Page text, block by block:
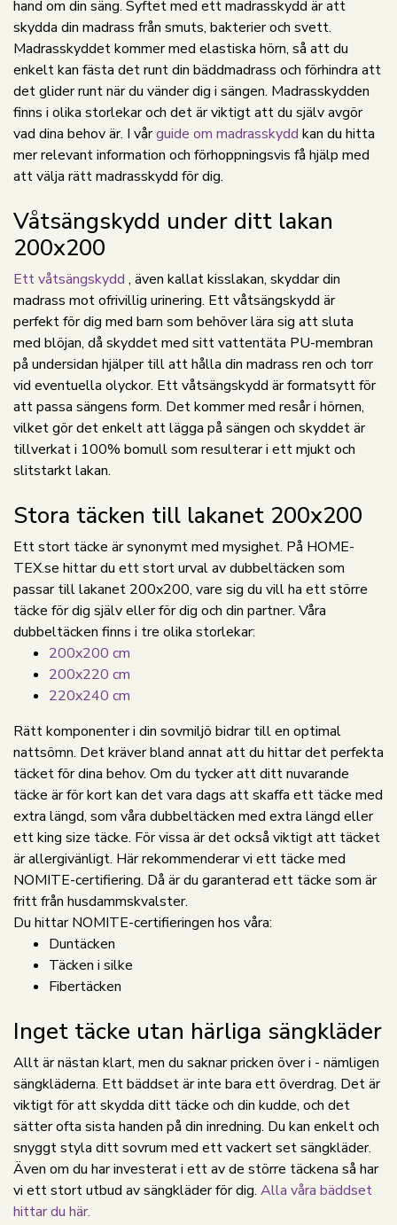
hand om din säng. Syftet med ett madrasskydd är att
skydda din madrass från smuts, bakterier och svett.
Madrasskyddet kommer med elastiska hörn, så att du
enkelt kan fästa det runt din bäddmadrass och förhindra att
det glider runt när du vänder dig i sängen. Madrasskydden
finns i olika storlekar och det är viktigt att du själv avgör
vad dina behov är. I vårguide om madrasskydd kan du hitta
mer relevant information och förhoppningsvis få hjälp med
att välja rätt madrasskydd för dig.
Våtsängskydd under ditt lakan
200x200
Ett våtsängskydd , även kallat kisslakan, skyddar din
madrass mot ofrivillig urinering. Ett våtsängskydd är
perfekt för dig med barn som behöver lära sig att sluta
med blöjan, då skyddet med sitt vattentäta PU-membran
på undersidan hjälper till att hålla din madrass ren och torr
vid eventuella olyckor. Ett våtsängskydd är formatsytt för
att passa sängens form. Det kommer med resår i hörnen,
vilket gör det enkelt att lägga på sängen och skyddet är
tillverkat i 100% bomull som resulterar i ett mjukt och
slitstarkt lakan.
Stora täcken till lakanet 200x200
Ett stort täcke är synonymt med mysighet. På HOME-
TEX.se hittar du ett stort urval av dubbeltäcken som
passar till lakanet 200x200, vare sig du vill ha ett större
täcke för dig själv eller för dig och din partner. Våra
dubbeltäcken finns i tre olika storlekar:
200x200 cm
200x220 cm
220x240 cm
Rätt komponenter i din sovmiljö bidrar till en optimal
nattsömn. Det kräver bland annat att du hittar det perfekta
täcket för dina behov. Om du tycker att ditt nuvarande
täcke är för kort kan det vara dags att skaffa ett täcke med
extra längd, som våra dubbeltäcken med extra längd eller
ett king size täcke. För vissa är det också viktigt att täcket
är allergivänligt. Här rekommenderar vi ett täcke med
NOMITE-certifiering. Då är du garanterad ett täcke som är
fritt från husdammskvalster.
Du hittar NOMITE-certifieringen hos våra:
Duntäcken
Täcken i silke
Fibertäcken
Inget täcke utan härliga sängkläder
Allt är nästan klart, men du saknar pricken över i - nämligen
sängkläderna. Ett bäddset är inte bara ett överdrag. Det är
viktigt för att skydda ditt täcke och din kudde, och det
sätter ofta sista handen på din inredning. Du kan enkelt och
snyggt styla ditt sovrum med ett vackert set sängkläder.
Även om du har investerat i ett av de större täckena så har
vi ett stort utbud av sängkläder för dig. Alla våra bäddset
hittar du här.